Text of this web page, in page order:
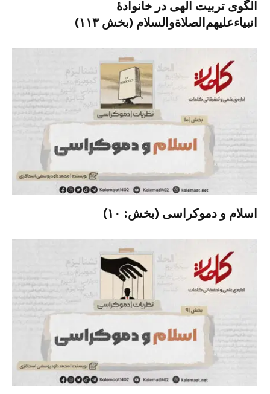
الگوی تربیت الهی در خانوادۀ
انبیاءعلیهم‌الصلاةو‌السلام (بخش ۱۱۳)
اسلام و دموکراسی (بخش: ۱۰)